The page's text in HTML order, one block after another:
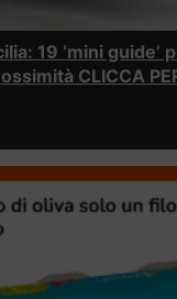
19 ‘mini guide’
CLICCA